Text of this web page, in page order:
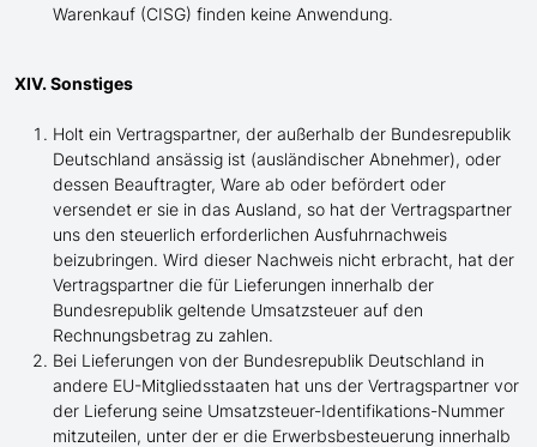
Warenkauf (CISG) finden keine Anwendung.
XIV. Sonstiges
Holt ein Vertragspartner, der außerhalb der Bundesrepublik
Deutschland ansässig ist (ausländischer Abnehmer), oder
dessen Beauftragter, Ware ab oder befördert oder
versendet er sie in das Ausland, so hat der Vertragspartner
uns den steuerlich erforderlichen Ausfuhrnachweis
beizubringen. Wird dieser Nachweis nicht erbracht, hat der
Vertragspartner die für Lieferungen innerhalb der
Bundesrepublik geltende Umsatzsteuer auf den
Rechnungsbetrag zu zahlen.
Bei Lieferungen von der Bundesrepublik Deutschland in
andere EU-Mitgliedsstaaten hat uns der Vertragspartner vor
der Lieferung seine Umsatzsteuer-Identifikations-Nummer
mitzuteilen, unter der er die Erwerbsbesteuerung innerhalb